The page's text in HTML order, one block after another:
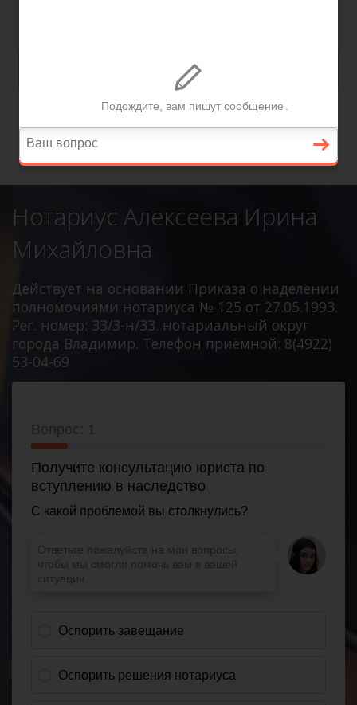
Нотариус Алексеева Ирина
Михайловна
Действует на основании Приказа о наделении
полномочиями нотариуса № 125 от 27.05.1993.
Рег. номер: 33/3-н/33. нотариальный округ
города Владимир. Телефон приёмной: 8(4922)
53-04-69